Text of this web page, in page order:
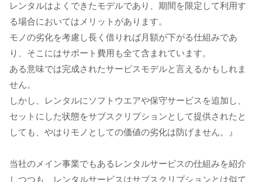
レンタルはよくできたモデルであり、期間を限定して利用す
る場合においてはメリットがあります。
モノの劣化を考慮し長く借りれば月額が下がる仕組みであ
り、そこにはサポート費用も全て含まれています。
ある意味では完成されたサービスモデルと言えるかもしれま
せん。
しかし、レンタルにソフトウエアや保守サービスを追加し、
セットにした状態をサブスクリプションとして提供されたと
しても、やはりモノとしての価値の劣化は防げません。』
当社のメイン事業でもあるレンタルサービスの仕組みを紹介
しつつも、レンタルサービスはサブスクリプションとは似て